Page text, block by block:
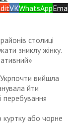
VKWhatsApp
столиці
зниклу жінку.
вийшла
йти
перебування
куртку або чорне